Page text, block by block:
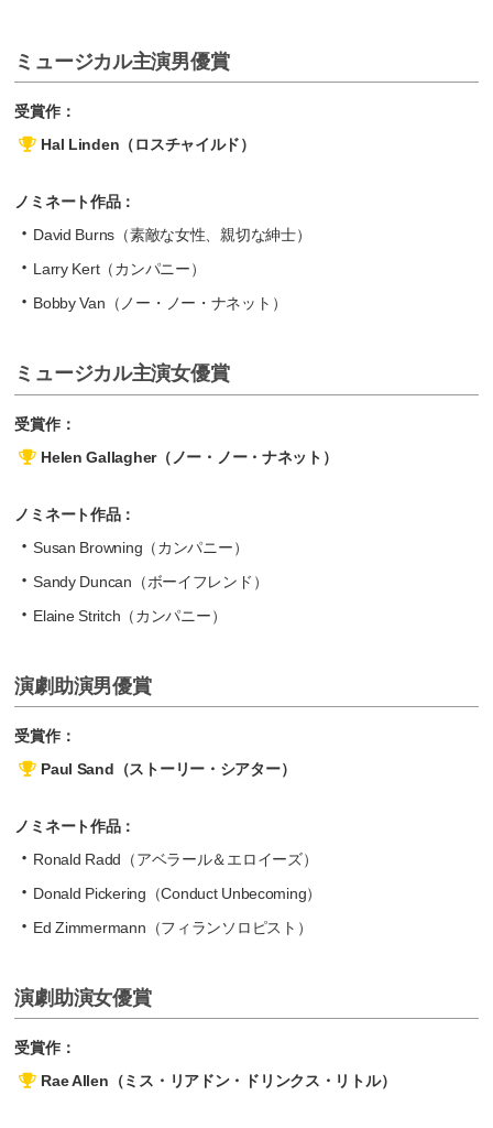
ミュージカル主演男優賞
受賞作：
Hal Linden（ロスチャイルド）
ノミネート作品：
David Burns（素敵な女性、親切な紳士）
Larry Kert（カンパニー）
Bobby Van（ノー・ノー・ナネット）
ミュージカル主演女優賞
受賞作：
Helen Gallagher（ノー・ノー・ナネット）
ノミネート作品：
Susan Browning（カンパニー）
Sandy Duncan（ボーイフレンド）
Elaine Stritch（カンパニー）
演劇助演男優賞
受賞作：
Paul Sand（ストーリー・シアター）
ノミネート作品：
Ronald Radd（アベラール＆エロイーズ）
Donald Pickering（Conduct Unbecoming）
Ed Zimmermann（フィランソロピスト）
演劇助演女優賞
受賞作：
Rae Allen（ミス・リアドン・ドリンクス・リトル）